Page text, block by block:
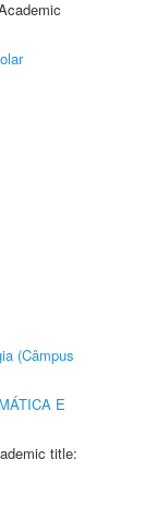
(Câmpus
E
title: